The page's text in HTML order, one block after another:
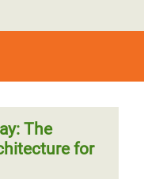
The
for